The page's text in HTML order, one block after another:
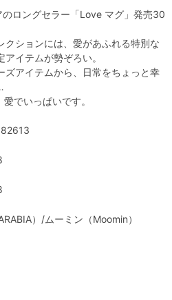
）/ムーミン（Moomin）
ロングセラー「Love マグ」発売30
クションには、愛があふれる特別な
イテムが勢ぞろい。
ズアイテムから、日常をちょっと幸
でいっぱいです。